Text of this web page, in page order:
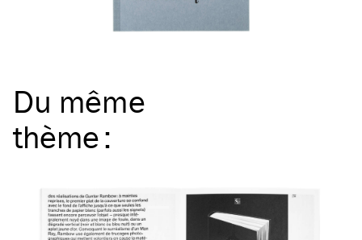
Du même
thème: